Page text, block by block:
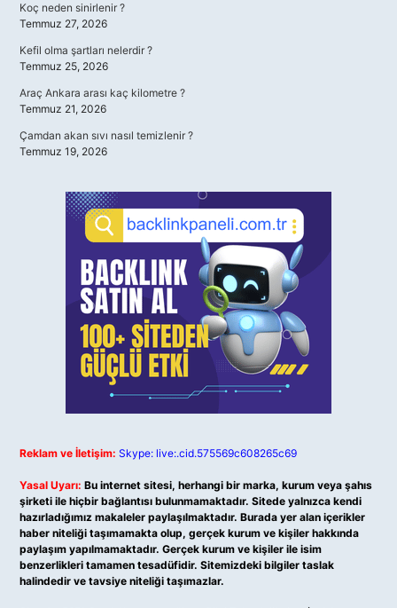
Koç neden sinirlenir ?
Temmuz 27, 2026
Kefil olma şartları nelerdir ?
Temmuz 25, 2026
Araç Ankara arası kaç kilometre ?
Temmuz 21, 2026
Çamdan akan sıvı nasıl temizlenir ?
Temmuz 19, 2026
Reklam ve İletişim: Skype: live:.cid.575569c608265c69
Yasal Uyarı: Bu internet sitesi, herhangi bir marka, kurum veya şahıs
şirketi ile hiçbir bağlantısı bulunmamaktadır. Sitede yalnızca kendi
hazırladığımız makaleler paylaşılmaktadır. Burada yer alan içerikler
haber niteliği taşımamakta olup, gerçek kurum ve kişiler hakkında
paylaşım yapılmamaktadır. Gerçek kurum ve kişiler ile isim
benzerlikleri tamamen tesadüfidir. Sitemizdeki bilgiler taslak
halindedir ve tavsiye niteliği taşımazlar.